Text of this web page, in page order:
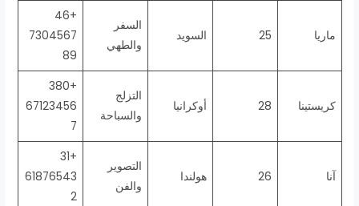
ماريا 25 السويد
السفر
والطهي
+46
7304567
89
كريستينا 28 أوكرانيا
التزلج
والسباحة
+380
67123456
7
آنا 26 هولندا
التصوير
والفن
+31
61876543
2